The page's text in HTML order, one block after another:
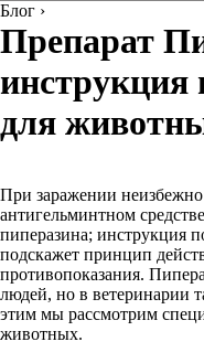
Блог ›
Препарат
для
При заражении
антигельминтном
пиперазина; инструкция
подскажет принцип
противопоказания.
людей, но в ветеринарии
этим мы рассмотрим
животных.